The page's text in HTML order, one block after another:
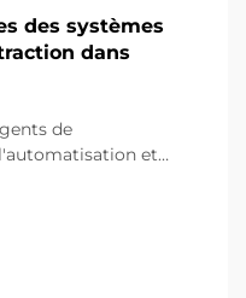
des systèmes
dans
de
et
vitesse d'emballage.